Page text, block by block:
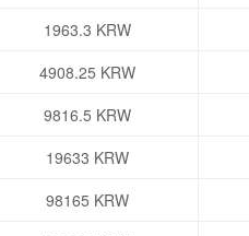
1963.3 KRW
4908.25 KRW
9816.5 KRW
19633 KRW
98165 KRW